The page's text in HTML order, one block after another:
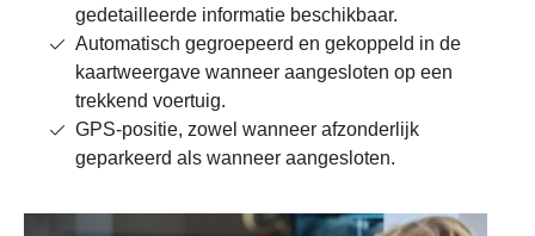
gedetailleerde informatie beschikbaar.
Automatisch gegroepeerd en gekoppeld in de
kaartweergave wanneer aangesloten op een
trekkend voertuig.
GPS-positie, zowel wanneer afzonderlijk
geparkeerd als wanneer aangesloten.